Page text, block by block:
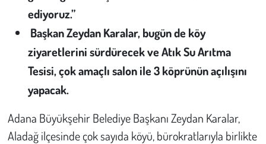
ediyoruz.”
Başkan Zeydan Karalar, bugün de köy
ziyaretlerini sürdürecek ve Atık Su Arıtma
Tesisi, çok amaçlı salon ile 3 köprünün açılışını
yapacak.
Adana Büyükşehir Belediye Başkanı Zeydan Karalar,
Aladağ ilçesinde çok sayıda köyü, bürokratlarıyla birlikte
Günün İçinden
Vefat İlanları
Tarih
Hukuk
Tarım